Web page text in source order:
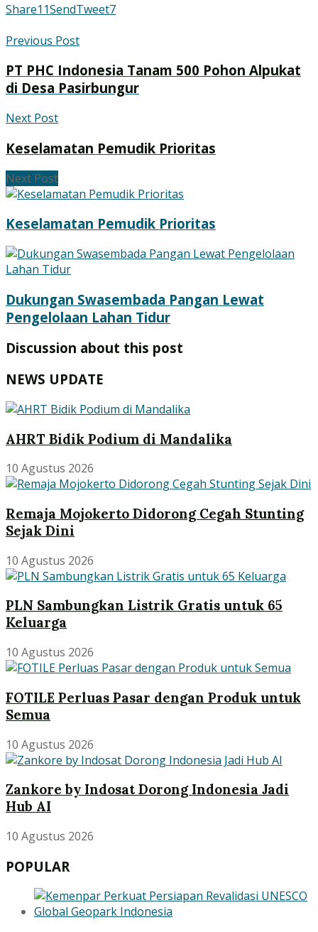
Share11SendTweet7
Previous Post
PT PHC Indonesia Tanam 500 Pohon Alpukat
di Desa Pasirbungur
Next Post
Keselamatan Pemudik Prioritas
Next Post
Keselamatan Pemudik Prioritas
Dukungan Swasembada Pangan Lewat
Pengelolaan Lahan Tidur
Discussion about this post
NEWS UPDATE
AHRT Bidik Podium di Mandalika
10 Agustus 2026
Remaja Mojokerto Didorong Cegah Stunting
Sejak Dini
10 Agustus 2026
PLN Sambungkan Listrik Gratis untuk 65
Keluarga
10 Agustus 2026
FOTILE Perluas Pasar dengan Produk untuk
Semua
10 Agustus 2026
Zankore by Indosat Dorong Indonesia Jadi
Hub AI
10 Agustus 2026
POPULAR